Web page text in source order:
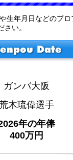
生年月日などのプ
い。
ガンバ大阪
木琉偉選手
年の年俸
400万円